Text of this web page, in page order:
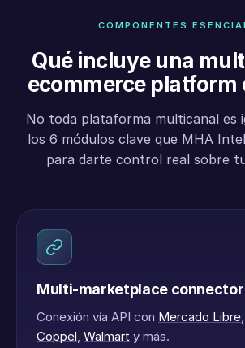
COMPONENTES
Qué incluye una
ecommerce platform
No toda plataforma multicanal es
los 6 módulos clave que MHA
para darte control real sobre
Multi-marketplace connector
Conexión vía API con Mercado Libre,
Coppel, Walmart y más.